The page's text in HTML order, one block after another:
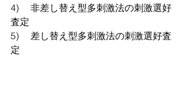
4)　 非差し替え型多刺激法の刺激選好
査定
5)　 差し替え型多刺激法の刺激選好査
定